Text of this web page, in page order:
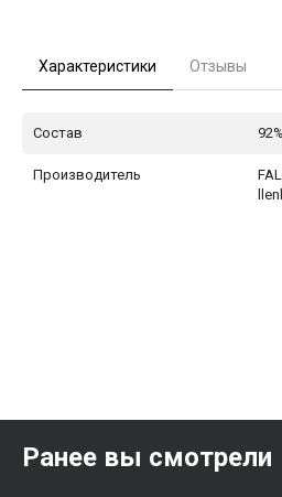
Характеристики Отзывы
Состав
Производитель
Ранее вы смотрели